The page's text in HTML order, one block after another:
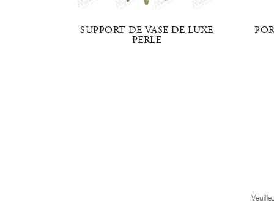
SUPPORT DE VASE DE LUXE
PERLE